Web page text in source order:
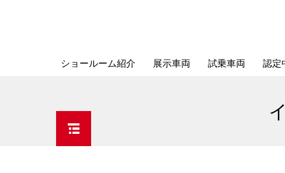
ショールーム紹介 展示車両 試乗車両 認定